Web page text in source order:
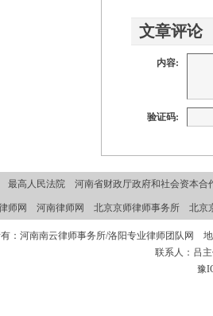
文章评论
内容:
验证码:
最高人民法院 河南省财政厅政府和社会资本合
师网 河南律师网 北京京师律师事务所 北京
：河南南云律师事务所/洛阳专业律师团队网
联系人：吕
豫